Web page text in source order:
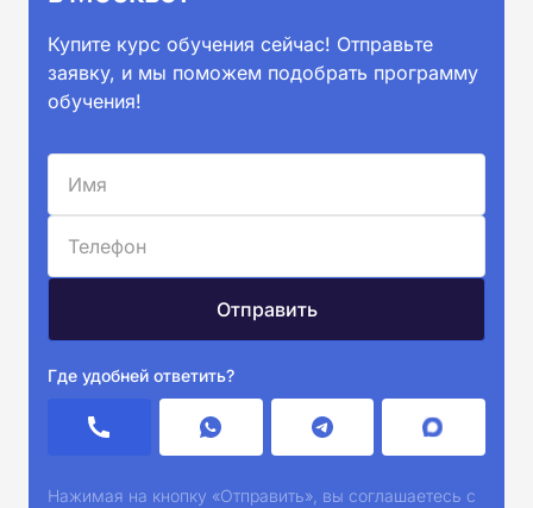
Купите курс обучения сейчас! Отправьте
заявку, и мы поможем подобрать программу
обучения!
Где удобней ответить?
Нажимая на кнопку «Отправить», вы соглашаетесь с